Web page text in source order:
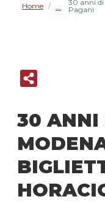
Home /
30 anni di
Pagani
30 ANNI